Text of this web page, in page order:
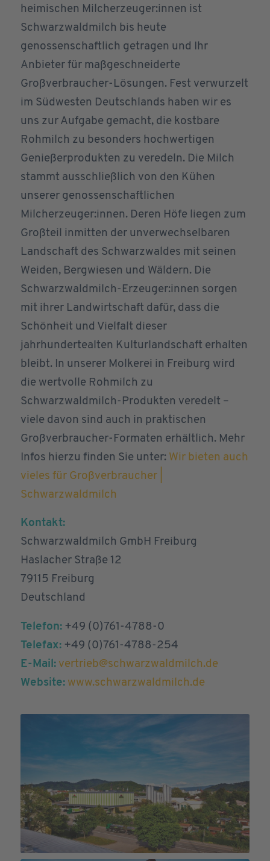
Mehr Informationen
Akzeptieren
heimischen Milcherzeuger:innen ist
Schwarzwaldmilch bis heute
genossenschaftlich getragen und Ihr
Anbieter für maßgeschneiderte
Großverbraucher-Lösungen. Fest verwurzelt
im Südwesten Deutschlands haben wir es
uns zur Aufgabe gemacht, die kostbare
Rohmilch zu besonders hochwertigen
Genießerprodukten zu veredeln. Die Milch
stammt ausschließlich von den Kühen
unserer genossenschaftlichen
Milcherzeuger:innen. Deren Höfe liegen zum
Großteil inmitten der unverwechselbaren
Landschaft des Schwarzwaldes mit seinen
Weiden, Bergwiesen und Wäldern. Die
Schwarzwaldmilch-Erzeuger:innen sorgen
mit ihrer Landwirtschaft dafür, dass die
Schönheit und Vielfalt dieser
jahrhundertealten Kulturlandschaft erhalten
bleibt. In unserer Molkerei in Freiburg wird
die wertvolle Rohmilch zu
Schwarzwaldmilch-Produkten veredelt –
viele davon sind auch in praktischen
Großverbraucher-Formaten erhältlich. Mehr
Infos hierzu finden Sie unter: Wir bieten auch
vieles für Großverbraucher |
Schwarzwaldmilch
Kontakt:
Schwarzwaldmilch GmbH Freiburg
Haslacher Straße 12
79115 Freiburg
Deutschland
Telefon:+49 (0)761-4788-0
Telefax:+49 (0)761-4788-254
E-Mail: vertrieb@schwarzwaldmilch.de
Website: www.schwarzwaldmilch.de